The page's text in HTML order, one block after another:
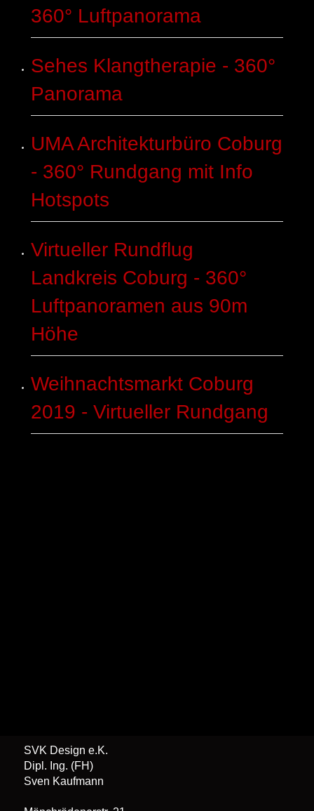
360° Luftpanorama
Sehes Klangtherapie - 360°
Panorama
UMA Architekturbüro Coburg
- 360° Rundgang mit Info
Hotspots
Virtueller Rundflug
Landkreis Coburg - 360°
Luftpanoramen aus 90m
Höhe
Weihnachtsmarkt Coburg
2019 - Virtueller Rundgang
SVK Design e.K.
Dipl. Ing. (FH)
Sven Kaufmann